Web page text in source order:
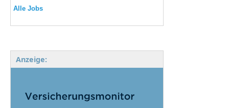
Alle Jobs
Anzeige: